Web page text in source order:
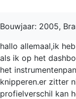
Bouwjaar: 2005,
hallo allemaal,ik
als ik op het
het
knipperen.er zitter
profielverschil kan